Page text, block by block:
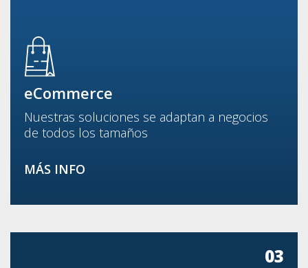
eCommerce
Nuestras soluciones se adaptan a negocios
de todos los tamaños
MÁS INFO
03